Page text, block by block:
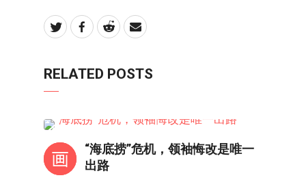
RELATED POSTS
“海底捞”危机，领袖悔改是唯一
出路